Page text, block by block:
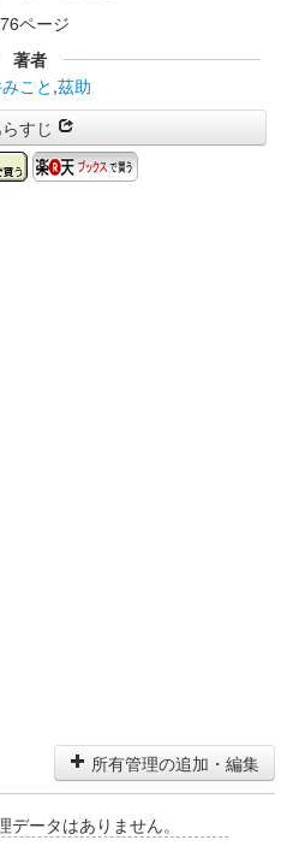
ページ
著者
こと ,茲助
すじ
所有管理の追加・編集
ータはありません。